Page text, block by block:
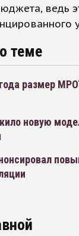
ведь
теме
размер
новую